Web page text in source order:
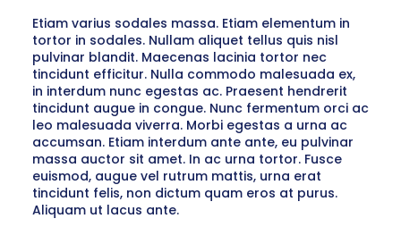
Etiam varius sodales massa. Etiam elementum in
tortor in sodales. Nullam aliquet tellus quis nisl
pulvinar blandit. Maecenas lacinia tortor nec
tincidunt efficitur. Nulla commodo malesuada ex,
in interdum nunc egestas ac. Praesent hendrerit
tincidunt augue in congue. Nunc fermentum orci ac
leo malesuada viverra. Morbi egestas a urna ac
accumsan. Etiam interdum ante ante, eu pulvinar
massa auctor sit amet. In ac urna tortor. Fusce
euismod, augue vel rutrum mattis, urna erat
tincidunt felis, non dictum quam eros at purus.
Aliquam ut lacus ante.